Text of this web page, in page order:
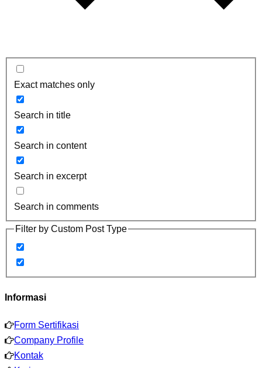
Exact matches only
Search in title
Search in content
Search in excerpt
Search in comments
Filter by Custom Post Type
Informasi
Form Sertifikasi
Company Profile
Kontak